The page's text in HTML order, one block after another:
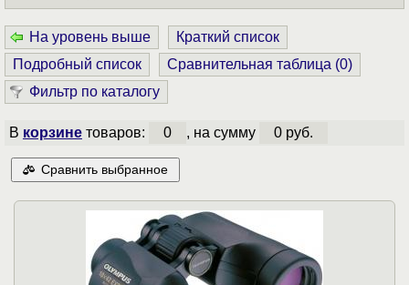
На уровень выше
Краткий список
Подробный список
Сравнительная таблица (0)
Фильтр по каталогу
В корзинетоваров: 0 , на сумму 0 руб.
Сравнить выбранное